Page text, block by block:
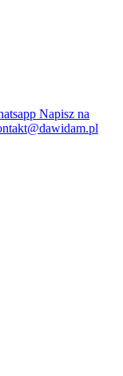
Napisz na